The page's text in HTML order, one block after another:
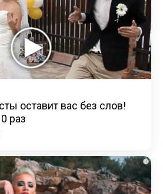
оставит вас без слов!
раз
i